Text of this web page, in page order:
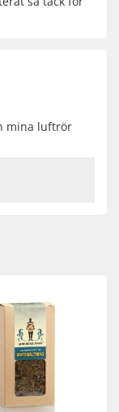
mina luftrör